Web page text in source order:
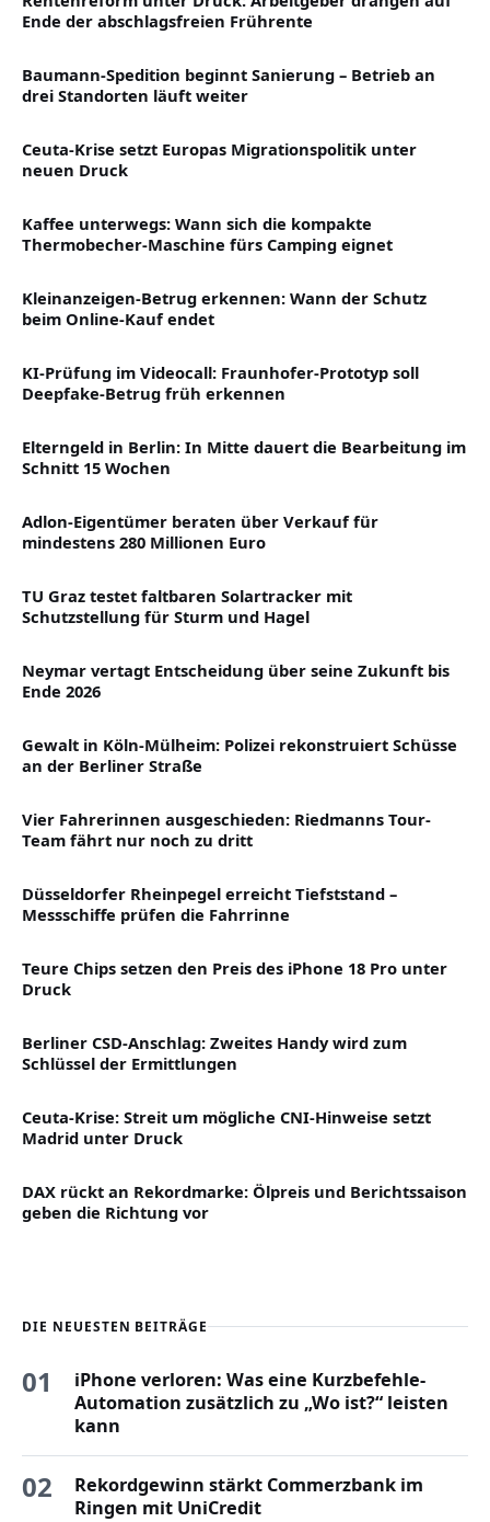
Ende der abschlagsfreien Frührente
Baumann-Spedition beginnt Sanierung – Betrieb an
drei Standorten läuft weiter
Ceuta-Krise setzt Europas Migrationspolitik unter
neuen Druck
Kaffee unterwegs: Wann sich die kompakte
Thermobecher-Maschine fürs Camping eignet
Kleinanzeigen-Betrug erkennen: Wann der Schutz
beim Online-Kauf endet
KI-Prüfung im Videocall: Fraunhofer-Prototyp soll
Deepfake-Betrug früh erkennen
Elterngeld in Berlin: In Mitte dauert die Bearbeitung im
Schnitt 15 Wochen
Adlon-Eigentümer beraten über Verkauf für
mindestens 280 Millionen Euro
TU Graz testet faltbaren Solartracker mit
Schutzstellung für Sturm und Hagel
Neymar vertagt Entscheidung über seine Zukunft bis
Ende 2026
Gewalt in Köln-Mülheim: Polizei rekonstruiert Schüsse
an der Berliner Straße
Vier Fahrerinnen ausgeschieden: Riedmanns Tour-
Team fährt nur noch zu dritt
Düsseldorfer Rheinpegel erreicht Tiefststand –
Messschiffe prüfen die Fahrrinne
Teure Chips setzen den Preis des iPhone 18 Pro unter
Druck
Berliner CSD-Anschlag: Zweites Handy wird zum
Schlüssel der Ermittlungen
Ceuta-Krise: Streit um mögliche CNI-Hinweise setzt
Madrid unter Druck
DAX rückt an Rekordmarke: Ölpreis und Berichtssaison
geben die Richtung vor
DIE NEUESTEN BEITRÄGE
01
iPhone verloren: Was eine Kurzbefehle-
Automation zusätzlich zu „Wo ist?“ leisten
kann
02
Rekordgewinn stärkt Commerzbank im
Ringen mit UniCredit